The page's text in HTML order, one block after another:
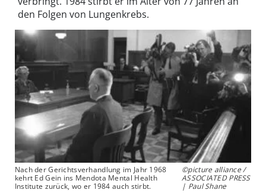
den Folgen von Lungenkrebs.
Nach der Gerichtsverhandlung im Jahr 1968
kehrt Ed Gein ins Mendota Mental Health
Institute zurück, wo er 1984 auch stirbt.
©picture alliance /
ASSOCIATED PRESS
| Paul Shane